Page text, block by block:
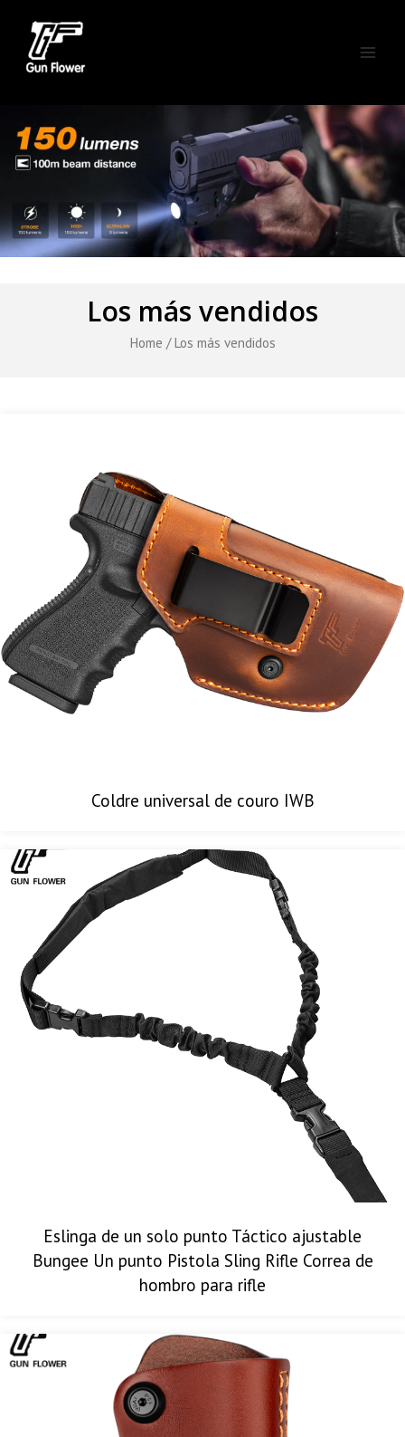
content
Los más vendidos
Home / Los más vendidos
Coldre universal de couro IWB
Eslinga de un solo punto Táctico ajustable
Bungee Un punto Pistola Sling Rifle Correa de
hombro para rifle